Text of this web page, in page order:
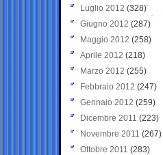
Luglio 2012 (328)
Giugno 2012 (287)
Maggio 2012 (258)
Aprile 2012 (218)
Marzo 2012 (255)
Febbraio 2012 (247)
Gennaio 2012 (259)
Dicembre 2011 (223)
Novembre 2011 (267)
Ottobre 2011 (283)